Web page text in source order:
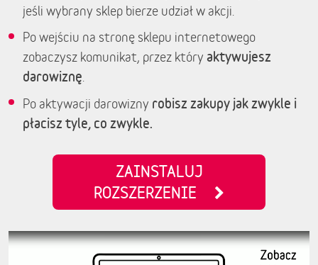
jeśli wybrany sklep bierze udział w akcji.
Po wejściu na stronę sklepu internetowego
zobaczysz komunikat, przez który aktywujesz
darowiznę
Po aktywacji darowizny robisz zakupy jak zwykle i
płacisz tyle, co zwykle.
ZAINSTALUJ
ROZSZERZENIE